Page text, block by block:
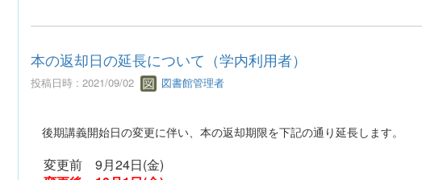
本の返却日の延長について（学内利用者）
投稿日時 : 2021/09/02 図書館管理者
後期講義開始日の変更に伴い、本の返却期限を下記の通り延長します。
変更前 9月24日(金)